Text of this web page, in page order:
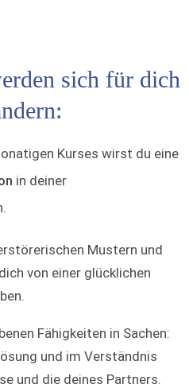
sich für dich
Kurses wirst du eine
in deiner
Mustern und
von einer glücklichen
Fähigkeiten in Sachen:
und im Verständnis
und die deines Partners.